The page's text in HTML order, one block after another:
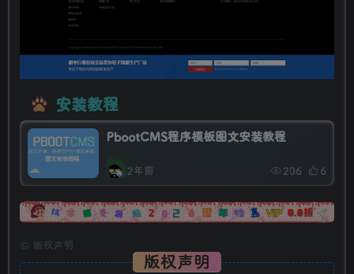
安装教程
PbootCMS程序模板图文安装教程
2年前 206 6
广告
© 版权声明
版权声明